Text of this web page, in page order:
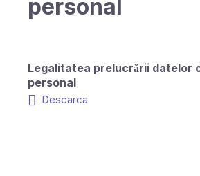
personal
Legalitatea prelucrării datelor
personal
Descarca